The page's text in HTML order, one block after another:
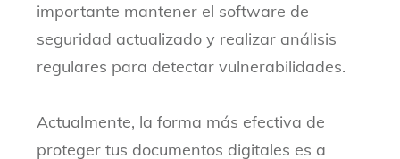
importante mantener el software de
seguridad actualizado y realizar análisis
regulares para detectar vulnerabilidades.
Actualmente, la forma más efectiva de
proteger tus documentos digitales es a